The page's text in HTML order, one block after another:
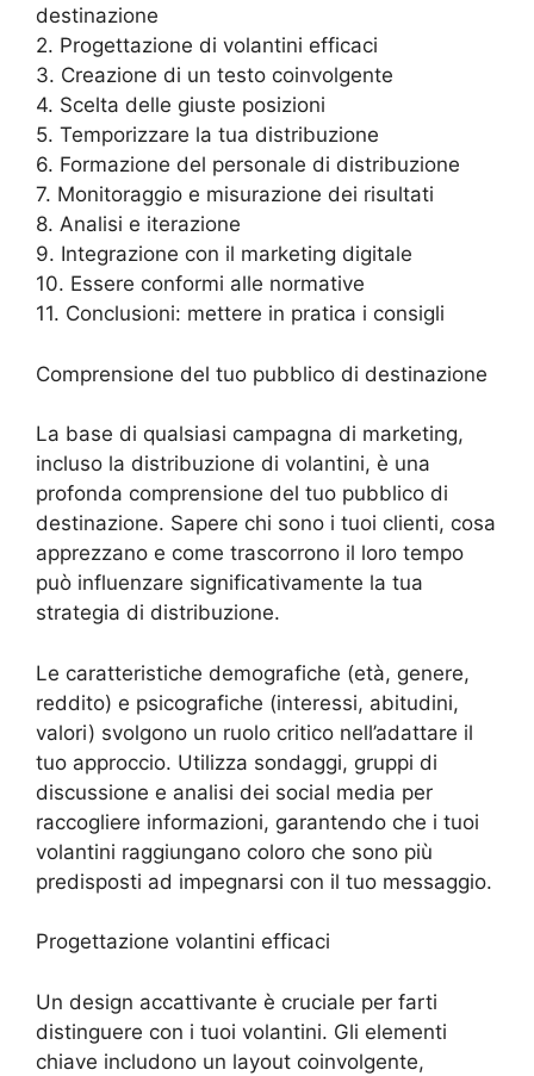
destinazione
2. Progettazione di volantini efficaci
3. Creazione di un testo coinvolgente
4. Scelta delle giuste posizioni
5. Temporizzare la tua distribuzione
6. Formazione del personale di distribuzione
7. Monitoraggio e misurazione dei risultati
8. Analisi e iterazione
9. Integrazione con il marketing digitale
10. Essere conformi alle normative
11. Conclusioni: mettere in pratica i consigli
Comprensione del tuo pubblico di destinazione
La base di qualsiasi campagna di marketing,
incluso la distribuzione di volantini, è una
profonda comprensione del tuo pubblico di
destinazione. Sapere chi sono i tuoi clienti, cosa
apprezzano e come trascorrono il loro tempo
può influenzare significativamente la tua
strategia di distribuzione.
Le caratteristiche demografiche (età, genere,
reddito) e psicografiche (interessi, abitudini,
valori) svolgono un ruolo critico nell’adattare il
tuo approccio. Utilizza sondaggi, gruppi di
discussione e analisi dei social media per
raccogliere informazioni, garantendo che i tuoi
volantini raggiungano coloro che sono più
predisposti ad impegnarsi con il tuo messaggio.
Progettazione volantini efficaci
Un design accattivante è cruciale per farti
distinguere con i tuoi volantini. Gli elementi
chiave includono un layout coinvolgente,